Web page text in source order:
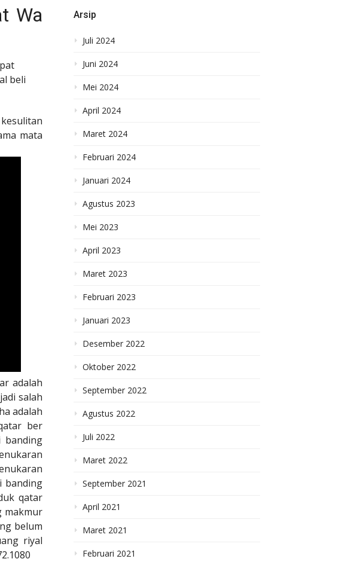
Wa
beli
mata
adalah
salah
adalah
ber
banding
banding
qatar
makmur
belum
riyal
Arsip
Juli 2024
Juni 2024
Mei 2024
April 2024
Maret 2024
Februari 2024
Januari 2024
Agustus 2023
Mei 2023
April 2023
Maret 2023
Februari 2023
Januari 2023
Desember 2022
Oktober 2022
September 2022
Agustus 2022
Juli 2022
Maret 2022
September 2021
April 2021
Maret 2021
Februari 2021